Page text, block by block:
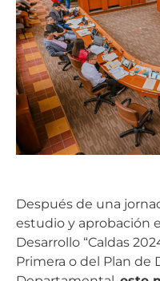
Después de una
estudio y aprobación
Desarrollo “Caldas
Primera o del Plan de